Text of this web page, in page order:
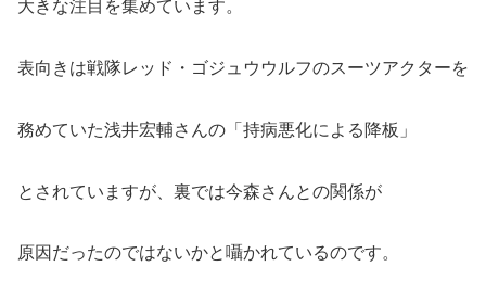
大きな注目を集めています。
表向きは戦隊レッド・ゴジュウウルフのスーツアクターを
務めていた浅井宏輔さんの「持病悪化による降板」
とされていますが、裏では今森さんとの関係が
原因だったのではないかと囁かれているのです。